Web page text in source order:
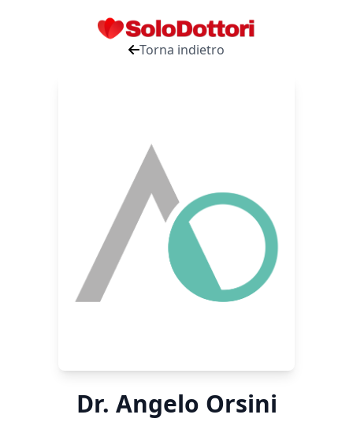
Torna indietro
Dr. Angelo Orsini